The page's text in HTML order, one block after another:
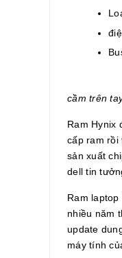
cầm trên
Ram Hynix
cấp ram rồi
sản xuất
dell tin
Ram
nhiều năm
update
máy tính